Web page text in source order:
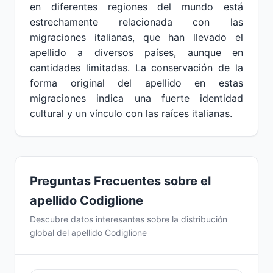
en diferentes regiones del mundo está
estrechamente relacionada con las
migraciones italianas, que han llevado el
apellido a diversos países, aunque en
cantidades limitadas. La conservación de la
forma original del apellido en estas
migraciones indica una fuerte identidad
cultural y un vínculo con las raíces italianas.
Preguntas Frecuentes sobre el
apellido Codiglione
Descubre datos interesantes sobre la distribución
global del apellido Codiglione